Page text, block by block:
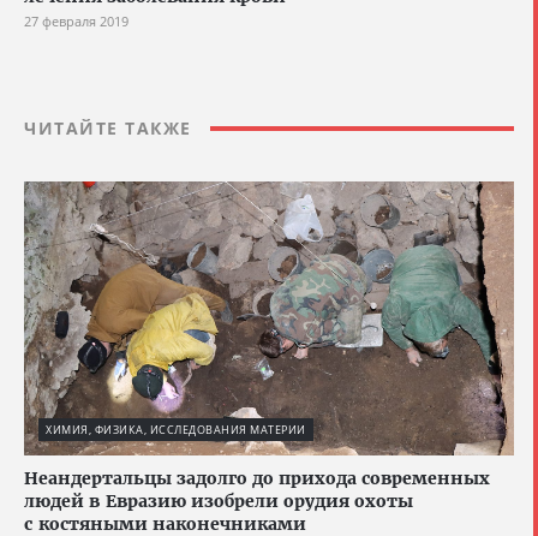
27 февраля 2019
ЧИТАЙТЕ ТАКЖЕ
ХИМИЯ, ФИЗИКА, ИССЛЕДОВАНИЯ МАТЕРИИ
Неандертальцы задолго до прихода современных
людей в Евразию изобрели орудия охоты
с костяными наконечниками